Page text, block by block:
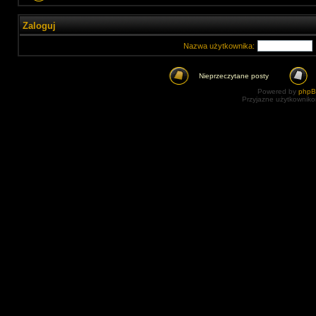
Zaloguj
Nazwa użytkownika:
Nieprzeczytane posty
Powered by
Przyjazne